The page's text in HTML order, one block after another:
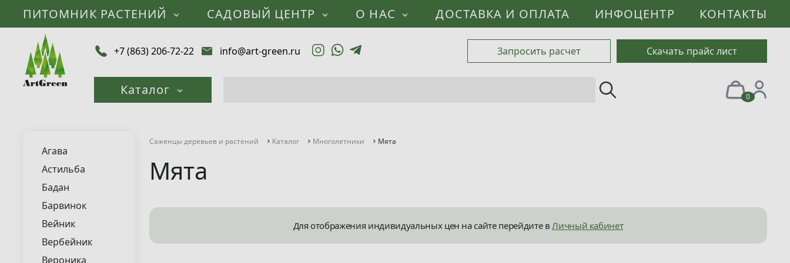
ПИТОМНИК РАСТЕНИЙ САДОВЫЙ ЦЕНТР О НАС ДОСТАВКА И ОПЛАТА ИНФОЦЕНТР КОНТАКТЫ
+7 (863) 206-72-22 info@art-green.ru Запросить расчет Скачать прайс лист
Каталог 0
Агава
Астильба
Бадан
Барвинок
Вейник
Вербейник
Вероника
Саженцы деревьев и растений Каталог Многолетники Мята
Мята
Для отображения индивидуальных цен на сайте перейдите вЛичный кабинет